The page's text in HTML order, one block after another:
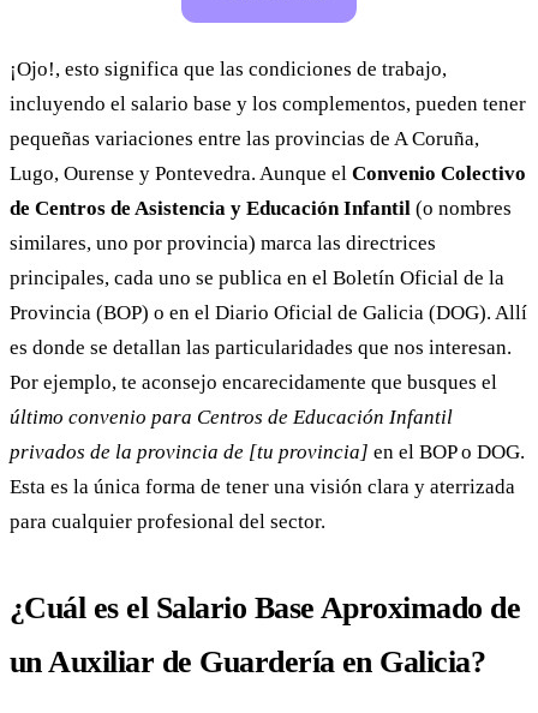
¡Ojo!, esto significa que las condiciones de trabajo,
incluyendo el salario base y los complementos, pueden tener
pequeñas variaciones entre las provincias de A Coruña,
Lugo, Ourense y Pontevedra. Aunque el Convenio Colectivo
de Centros de Asistencia y Educación Infantil (o nombres
similares, uno por provincia) marca las directrices
principales, cada uno se publica en el Boletín Oficial de la
Provincia (BOP) o en el Diario Oficial de Galicia (DOG). Allí
es donde se detallan las particularidades que nos interesan.
Por ejemplo, te aconsejo encarecidamente que busques el
último convenio para Centros de Educación Infantil
privados de la provincia de [tu provincia] en el BOP o DOG.
Esta es la única forma de tener una visión clara y aterrizada
para cualquier profesional del sector.
¿Cuál es el Salario Base Aproximado de
un Auxiliar de Guardería en Galicia?